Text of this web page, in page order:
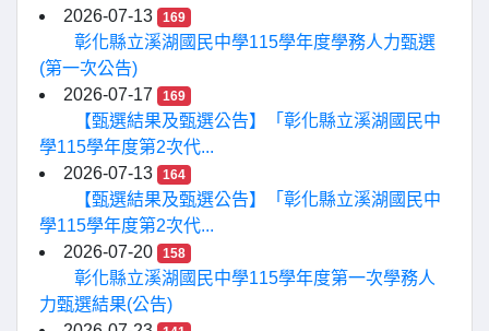
2026-07-13 169
彰化縣立溪湖國民中學115學年度學務人力甄選
(第一次公告)
2026-07-17
169
【甄選結果及甄選公告】「彰化縣立溪湖國民中
學115學年度第2次代...
2026-07-13
164
【甄選結果及甄選公告】「彰化縣立溪湖國民中
學115學年度第2次代...
2026-07-20
158
彰化縣立溪湖國民中學115學年度第一次學務人
力甄選結果(公告)